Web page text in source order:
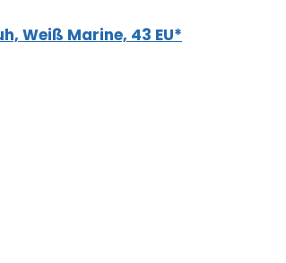
Weiß Marine, 43 EU*